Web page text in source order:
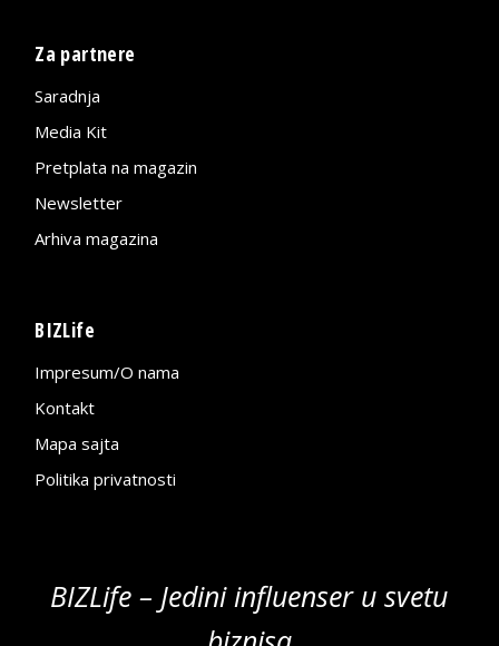
Za partnere
Saradnja
Media Kit
Pretplata na magazin
Newsletter
Arhiva magazina
BIZLife
Impresum/O nama
Kontakt
Mapa sajta
Politika privatnosti
BIZLife – Jedini influenser u svetu